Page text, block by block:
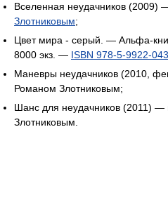
Вселенная неудачников (2009)
Злотниковым;
Цвет мира - серый. — Альфа-
8000 экз. — ISBN 978-5-9922-
Маневры неудачников (2010,
Романом Злотниковым;
Шанс для неудачников (2011) —
Злотниковым.